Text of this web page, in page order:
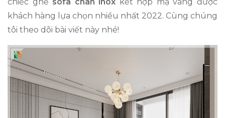
khách hàng lựa chọn nhiều nhất 2022. Cùng chúng
tôi theo dõi bài viết này nhé!